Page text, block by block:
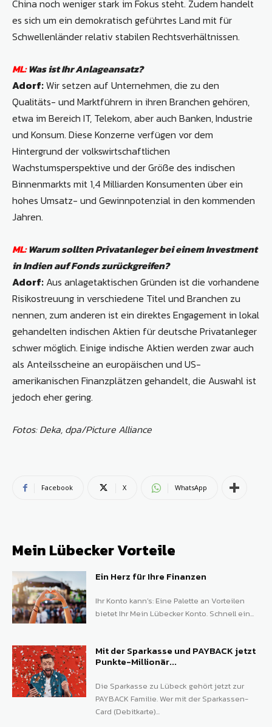
China noch weniger stark im Fokus steht. Zudem handelt
es sich um ein demokratisch geführtes Land mit für
Schwellenländer relativ stabilen Rechtsverhältnissen.
ML:Was ist Ihr Anlageansatz?
Adorf:Wir setzen auf Unternehmen, die zu den
Qualitäts- und Marktführern in ihren Branchen gehören,
etwa im Bereich IT, Telekom, aber auch Banken, Industrie
und Konsum. Diese Konzerne verfügen vor dem
Hintergrund der volkswirtschaftlichen
Wachstumsperspektive und der Größe des indischen
Binnenmarkts mit 1,4 Milliarden Konsumenten über ein
hohes Umsatz- und Gewinnpotenzial in den kommenden
Jahren.
ML:Warum sollten Privatanleger bei einem Investment
in Indien auf Fonds zurückgreifen?
Adorf: Aus anlagetaktischen Gründen ist die vorhandene
Risikostreuung in verschiedene Titel und Branchen zu
nennen, zum anderen ist ein direktes Engagement in lokal
gehandelten in­dischen Aktien für deutsche Privatanleger
schwer möglich. Einige indische Aktien werden zwar auch
als Anteilsscheine an europäischen und US-
amerikanischen Finanzplätzen gehandelt, die Auswahl ist
jedoch eher gering.
Fotos: Deka, dpa/Picture Alliance
Facebook X WhatsApp
Mein Lübecker Vorteile
Ein Herz für Ihre Finanzen
Ihr Konto kann’s: Eine Palette an Vorteilen
bietet Ihr Mein Lübecker Konto. Schnell ein...
Mit der Sparkasse und PAYBACK jetzt
Punkte-Millionär...
Die Sparkasse zu Lübeck gehört jetzt zur
PAYBACK Familie. Wer mit der Sparkassen-
Card (Debitkarte)...